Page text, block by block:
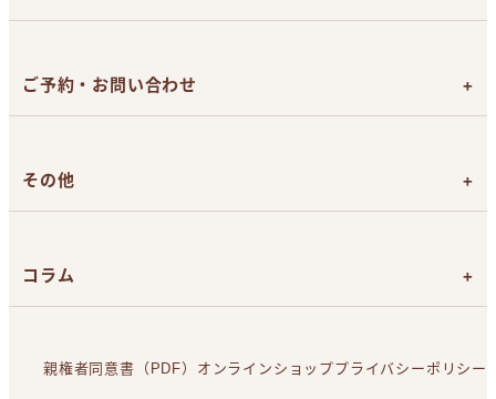
メンズひげ脱毛
ご予約・お問い合わせ
目の悩みのお問い合わせ
その他
目元症例写真
コラム
スタッフブログ
親権者同意書（PDF） オンラインショッププライバシーポリシー